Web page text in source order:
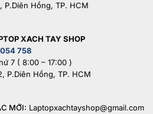
P.Diên Hồng, TP. HCM
XACH TAY SHOP
758
7 ( 8:00 – 17:00 )
P.Diên Hồng, TP. HCM
MỚI: Laptopxachtayshop@gmail.com